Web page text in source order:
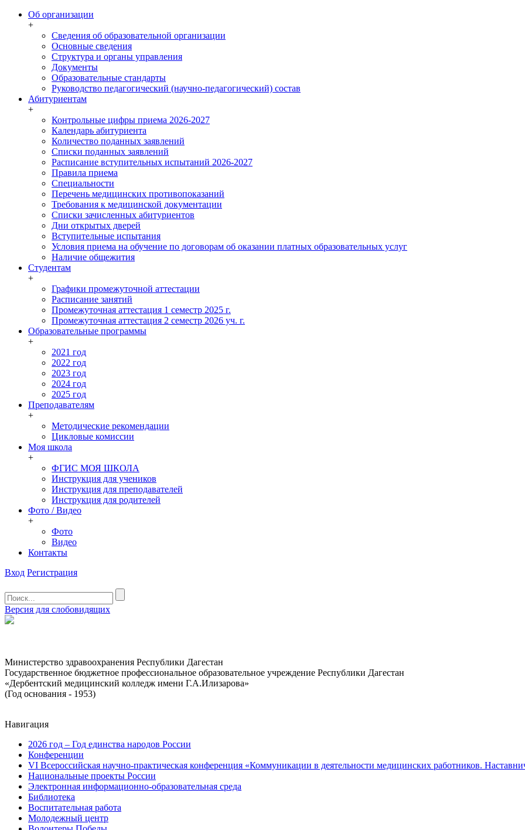
Об организации
+
Сведения об образовательной организации
Основные сведения
Структура и органы управления
Документы
Образовательные стандарты
Руководство педагогический (научно-педагогический) состав
Абитуриентам
+
Контрольные цифры приема 2026-2027
Календарь абитуриента
Количество поданных заявлений
Списки поданных заявлений
Расписание вступительных испытаний 2026-2027
Правила приема
Специальности
Перечень медицинских противопоказаний
Требования к медицинской документации
Списки зачисленных абитуриентов
Дни открытых дверей
Вступительные испытания
Условия приема на обучение по договорам об оказании платных образовательных услуг
Наличие общежития
Студентам
+
Графики промежуточной аттестации
Расписание занятий
Промежуточная аттестация 1 семестр 2025 г.
Промежуточная аттестация 2 семестр 2026 уч. г.
Образовательные программы
+
2021 год
2022 год
2023 год
2024 год
2025 год
Преподавателям
+
Методические рекомендации
Цикловые комиссии
Моя школа
+
ФГИС МОЯ ШКОЛА
Инструкция для учеников
Инструкция для преподавателей
Инструкция для родителей
Фото / Видео
+
Фото
Видео
Контакты
Вход Регистрация
Версия для слобовидящих
Министерство здравоохранения Республики Дагестан
Государственное бюджетное профессиональное образовательное учреждение Республики Дагестан
«Дербентский медицинский колледж имени Г.А.Илизарова»
(Год основания - 1953)
Навигация
2026 год – Год единства народов России
Конференции
VI Всероссийская научно-практическая конференция «Коммуникации в деятельности медицинских работников.
Национальные проекты России
Электронная информационно-образовательная среда
Библиотека
Воспитательная работа
Молодежный центр